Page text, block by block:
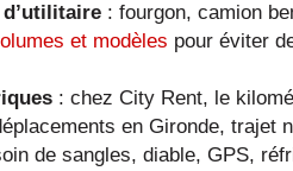
: fourgon, camion
et modèles pour éviter
: chez City Rent, le
en Gironde,
de sangles, diable, GPS,